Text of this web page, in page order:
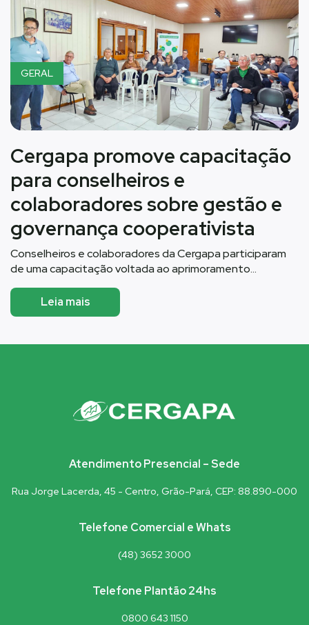
GERAL
Cergapa promove capacitação
para conselheiros e
colaboradores sobre gestão e
governança cooperativista
Conselheiros e colaboradores da Cergapa participaram
de uma capacitação voltada ao aprimoramento…
Leia mais
Atendimento Presencial – Sede
Rua Jorge Lacerda, 45 - Centro, Grão-Pará, CEP: 88.890-000
Telefone Comercial e Whats
(48) 3652 3000
Telefone Plantão 24hs
0800 643 1150